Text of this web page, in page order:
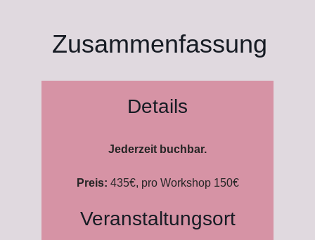
Zusammenfassung
Details
Jederzeit buchbar.
Preis: 435€, pro Workshop 150€
Veranstaltungsort